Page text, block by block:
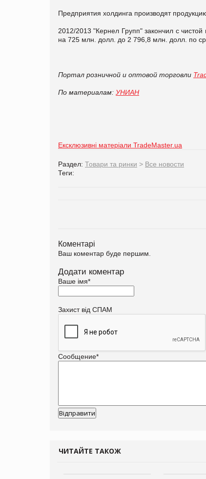
Предприятия холдинга производят
2012/2013 "Кернел Групп" закончил с
на 725 млн. долл. до 2 796,8 млн. долл. по
Портал розничной и оптовой торговли
По материалам: УНИАН
Ексклюзивні матеріали TradeMaster.ua
Раздел: Товари та ринки > Все новости
Теги:
Коментарі
Ваш коментар буде першим.
Додати коментар
Ваше імя*
Захист від СПАМ
Сообщение*
ЧИТАЙТЕ ТАКОЖ